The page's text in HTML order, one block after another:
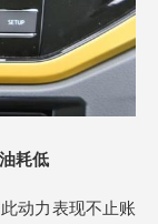
耗低
动力表现不止账